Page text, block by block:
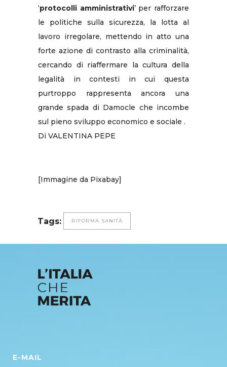
‘protocolli amministrativi’ per rafforzare
le politiche sulla sicurezza, la lotta al
lavoro irregolare, mettendo in atto una
forte azione di contrasto alla criminalità,
cercando di riaffermare la cultura della
legalità in contesti in cui questa
purtroppo rappresenta ancora una
grande spada di Damocle che incombe
sul pieno sviluppo economico e sociale .
Di VALENTINA PEPE
[Immagine da Pixabay]
Tags: RIFORMA SANITÀ
E-MAIL